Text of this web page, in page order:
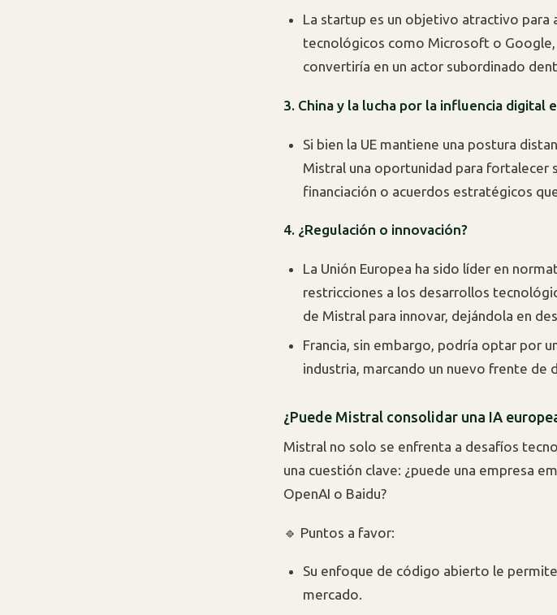
La startup es un objetivo atractivo para
tecnológicos como Microsoft o Google,
convertiría en un actor subordinado
3. China y la lucha por la influencia digital
Si bien la UE mantiene una postura
Mistral una oportunidad para fortalecer
financiación o acuerdos estratégicos
4. ¿Regulación o innovación?
La Unión Europea ha sido líder en
restricciones a los desarrollos
de Mistral para innovar, dejándola en
Francia, sin embargo, podría optar por
industria, marcando un nuevo frente de
¿Puede Mistral consolidar una IA
Mistral no solo se enfrenta a desafíos
una cuestión clave: ¿puede una empresa
OpenAI o Baidu?
🔹 Puntos a favor:
Su enfoque de código abierto le
mercado.